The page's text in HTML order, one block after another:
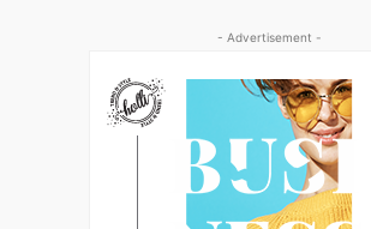
- Advertisement -